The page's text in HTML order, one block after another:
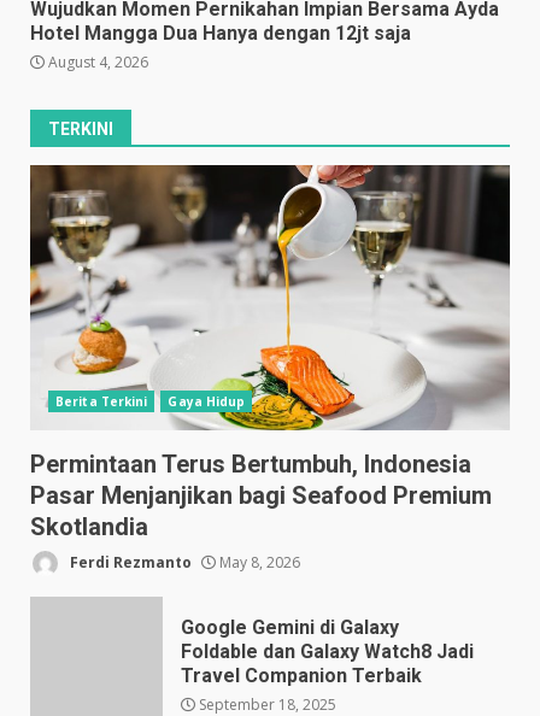
Wujudkan Momen Pernikahan Impian Bersama Ayda
Hotel Mangga Dua Hanya dengan 12jt saja
August 4, 2026
TERKINI
Berita Terkini Gaya Hidup
Permintaan Terus Bertumbuh, Indonesia
Pasar Menjanjikan bagi Seafood Premium
Skotlandia
Ferdi Rezmanto May 8, 2026
Google Gemini di Galaxy
Foldable dan Galaxy Watch8 Jadi
Travel Companion Terbaik
September 18, 2025